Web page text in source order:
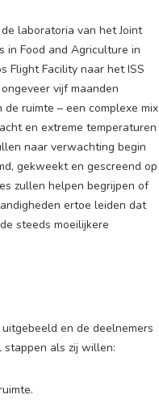
laboratoria van het Joint
in Food and Agriculture in
Flight Facility naar het ISS
vijf maanden
ruimte – een complexe mix
en extreme temperaturen
naar verwachting begin
gekweekt en gescreend op
zullen helpen begrijpen of
ertoe leiden dat
steeds moeilijkere
en de deelnemers
stappen als zij willen: